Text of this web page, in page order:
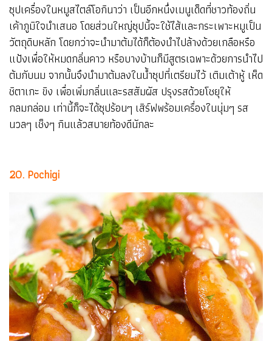
ซุปเครื่องในหมูสไตล์โอกินาว่า เป็นอีกหนึ่งเมนูเด็ดที่ชาวท้องถิ่น
เค้าภูมิใจนำเสนอ โดยส่วนใหญ่ซุปนี้จะใช้ไส้และกระเพาะหมูเป็น
วัตถุดิบหลัก โดยกว่าจะนำมาต้มได้ก็ต้องนำไปล้างด้วยเกลือหรือ
แป้งเพื่อให้หมดกลิ่นคาว หรือบางบ้านก็มีสูตรเฉพาะด้วยการนำไป
ต้มกับนม จากนั้นจึงนำมาต้มลงในน้ำซุปที่เตรียมไว้ เติมเต้าหู้ เห็ด
ชิตาเกะ ขิง เพื่อเพิ่มกลิ่นและรสสัมผัส ปรุงรสด้วยโชยุให้
กลมกล่อม เท่านี้ก็จะได้ซุปร้อนๆ เสิร์ฟพร้อมเครื่องในนุ่มๆ รส
นวลๆ เช็งๆ กินแล้วสบายท้องดีนักละ
20. Pochigi